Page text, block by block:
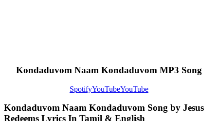
Kondaduvom Naam Kondaduvom MP3 Song
SpotifyYouTubeYouTube
Kondaduvom Naam Kondaduvom Song by Jesus
Redeems Lyrics In Tamil & English